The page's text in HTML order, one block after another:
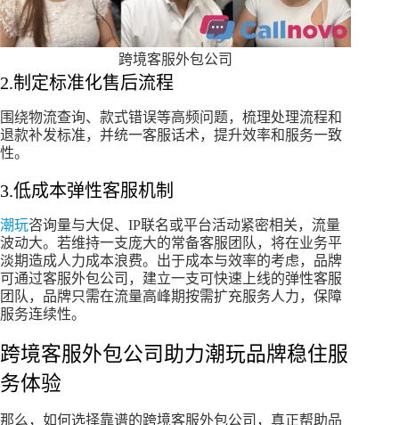
跨境客服外包公司
2.制定标准化售后流程
围绕物流查询、款式错误等高频问题，梳理处理流程和
退款补发标准，并统一客服话术，提升效率和服务一致
性。
3.低成本弹性客服机制
潮玩咨询量与大促、IP联名或平台活动紧密相关，流量
波动大。若维持一支庞大的常备客服团队，将在业务平
淡期造成人力成本浪费。出于成本与效率的考虑，品牌
可通过客服外包公司，建立一支可快速上线的弹性客服
团队，品牌只需在流量高峰期按需扩充服务人力，保障
服务连续性。
跨境客服外包公司助力潮玩品牌稳住服
务体验
那么，如何选择靠谱的跨境客服外包公司，真正帮助品